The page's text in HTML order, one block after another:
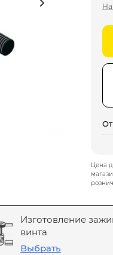
Цена
Изготовление
винта
Выбрать